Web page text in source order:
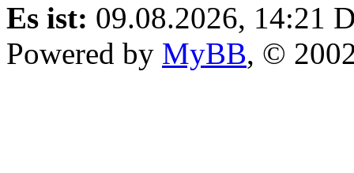
Es ist: 09.08.2026, 14:21
Powered by MyBB, ©